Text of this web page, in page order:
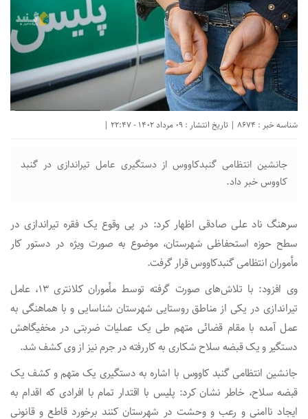
شناسه خبر : 8674 | تاریخ انتشار : 09 مرداد 1402 - 22:47 |
جانشین انتظامی گنبدکاووس از دستگیری عامل تیراندازی در گنبد
کاووس خبر داد.
سرهنگ ناد علی صادقی اظهار کرد: در پی وقوع یک فقره تیراندازی در
سطح حوزه استحفاظی شهرستان، موضوع به صورت ویژه در دستور کار
مأموران انتظامی گنبدکاووس قرار گرفت.
وی افزود: با تلاش‌های صورت گرفته توسط مأموران کلانتری ۱۳، عامل
تیراندازی در یکی از مناطق روستایی شهرستان شناسایی و با هماهنگی به
عمل آمده با مقام قضائی متهم طی یک عملیات ضربتی در مخفیگاهش
دستگیر و یک قبضه سلاح شکاری به کاررفته در جرم نیز از وی کشف شد.
جانشین انتظامی گنبد کاووس با اشاره به دستگیری یک متهم و کشف یک
قبضه سلاح، خاطر نشان کرد: پلیس با اقتدار تمام با افرادی که اقدام به
ایجاد ناامنی و رعب و وحشت در شهرستان کنند برخورد قاطع و قانونی